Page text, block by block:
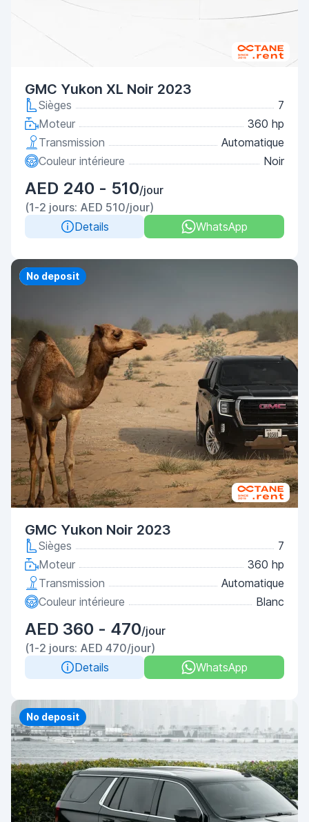
GMC Yukon XL Noir 2023
Sièges
7
Moteur
360 hp
Transmission
Automatique
Couleur intérieure
Noir
AED 240 - 510/jour
(1-2 jours: AED 510/jour)
Details
WhatsApp
Priority
No deposit
GMC Yukon Noir 2023
Sièges
7
Moteur
360 hp
Transmission
Automatique
Couleur intérieure
Blanc
AED 360 - 470/jour
(1-2 jours: AED 470/jour)
Details
WhatsApp
Priority
No deposit